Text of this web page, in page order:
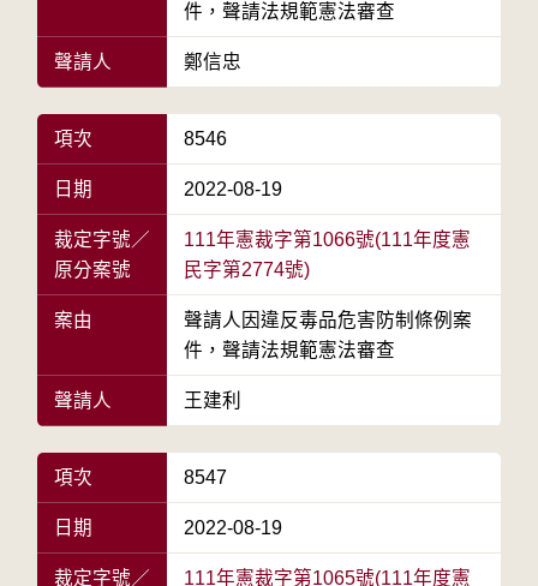
件，聲請法規範憲法審查
聲請人 鄭信忠
項次 8546
日期 2022-08-19
裁定字號／
原分案號
111年憲裁字第1066號(111年度憲
民字第2774號)
案由
聲請人因違反毒品危害防制條例案
件，聲請法規範憲法審查
聲請人 王建利
項次 8547
日期 2022-08-19
裁定字號／
111年憲裁字第1065號(111年度憲